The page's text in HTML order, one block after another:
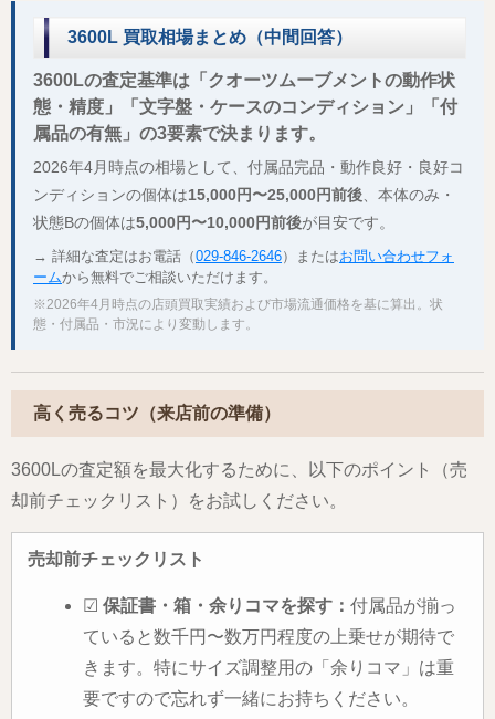
3600L 買取相場まとめ（中間回答）
3600Lの査定基準は「クオーツムーブメントの動作状
態・精度」「文字盤・ケースのコンディション」「付
属品の有無」の3要素で決まります。
2026年4月時点の相場として、付属品完品・動作良好・良好コ
ンディションの個体は15,000円〜25,000円前後 、本体のみ・
状態Bの個体は5,000円〜10,000円前後が目安です。
→ 詳細な査定はお電話（029-846-2646）またはお問い合わせフォ
ームから無料でご相談いただけます。
※2026年4月時点の店頭買取実績および市場流通価格を基に算出。状
態・付属品・市況により変動します。
高く売るコツ（来店前の準備）
3600Lの査定額を最大化するために、以下のポイント（売
却前チェックリスト）をお試しください。
売却前チェックリスト
☑ 保証書・箱・余りコマを探す： 付属品が揃っ
ていると数千円〜数万円程度の上乗せが期待で
きます。特にサイズ調整用の「余りコマ」は重
要ですので忘れず一緒にお持ちください。